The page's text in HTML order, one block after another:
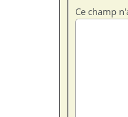
Ce champ